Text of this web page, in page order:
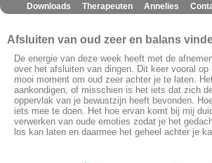
Downloads Therapeuten Annelies
Afsluiten van oud zeer en balans
De energie van deze week heeft met de
over het afsluiten van dingen. Dit keer vooral op
mooi moment om oud zeer achter je te laten.
aankondigen, of misschien is het iets dat zich
oppervlak van je bewustzijn heeft bevonden.
iets mee te doen. Het hoe ervan komt bij mij
verwerken van oude emoties zodat je het
los kan laten en daarmee het geheel achter je